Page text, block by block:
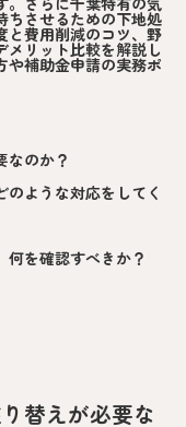
ちさせるための下地処
と費用削減のコツ、野
メリット比較を解説し
や補助金申請の実務ポ
なのか？
ような対応をしてく
を確認すべきか？
替えが必要な